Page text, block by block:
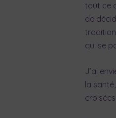
tout ce
de
qui se
J’ai
la